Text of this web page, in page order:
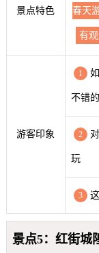
景点特色 春天
有
游客印象
1
不错
2
玩
3
景点5：红街城